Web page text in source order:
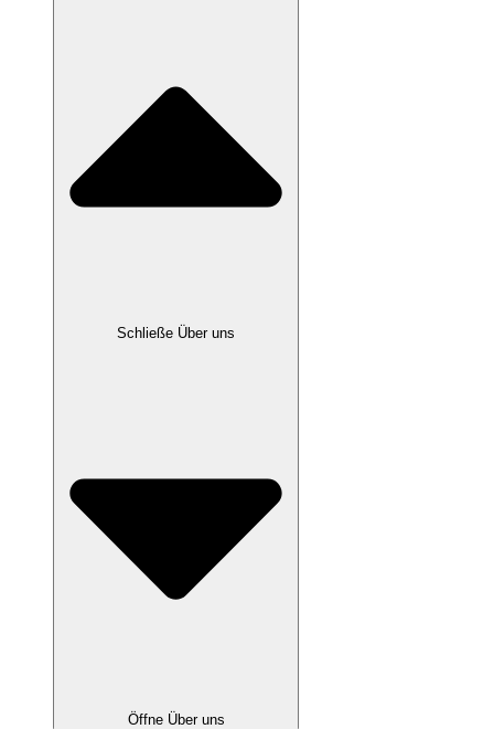
Schließe Über uns
Öffne Über uns